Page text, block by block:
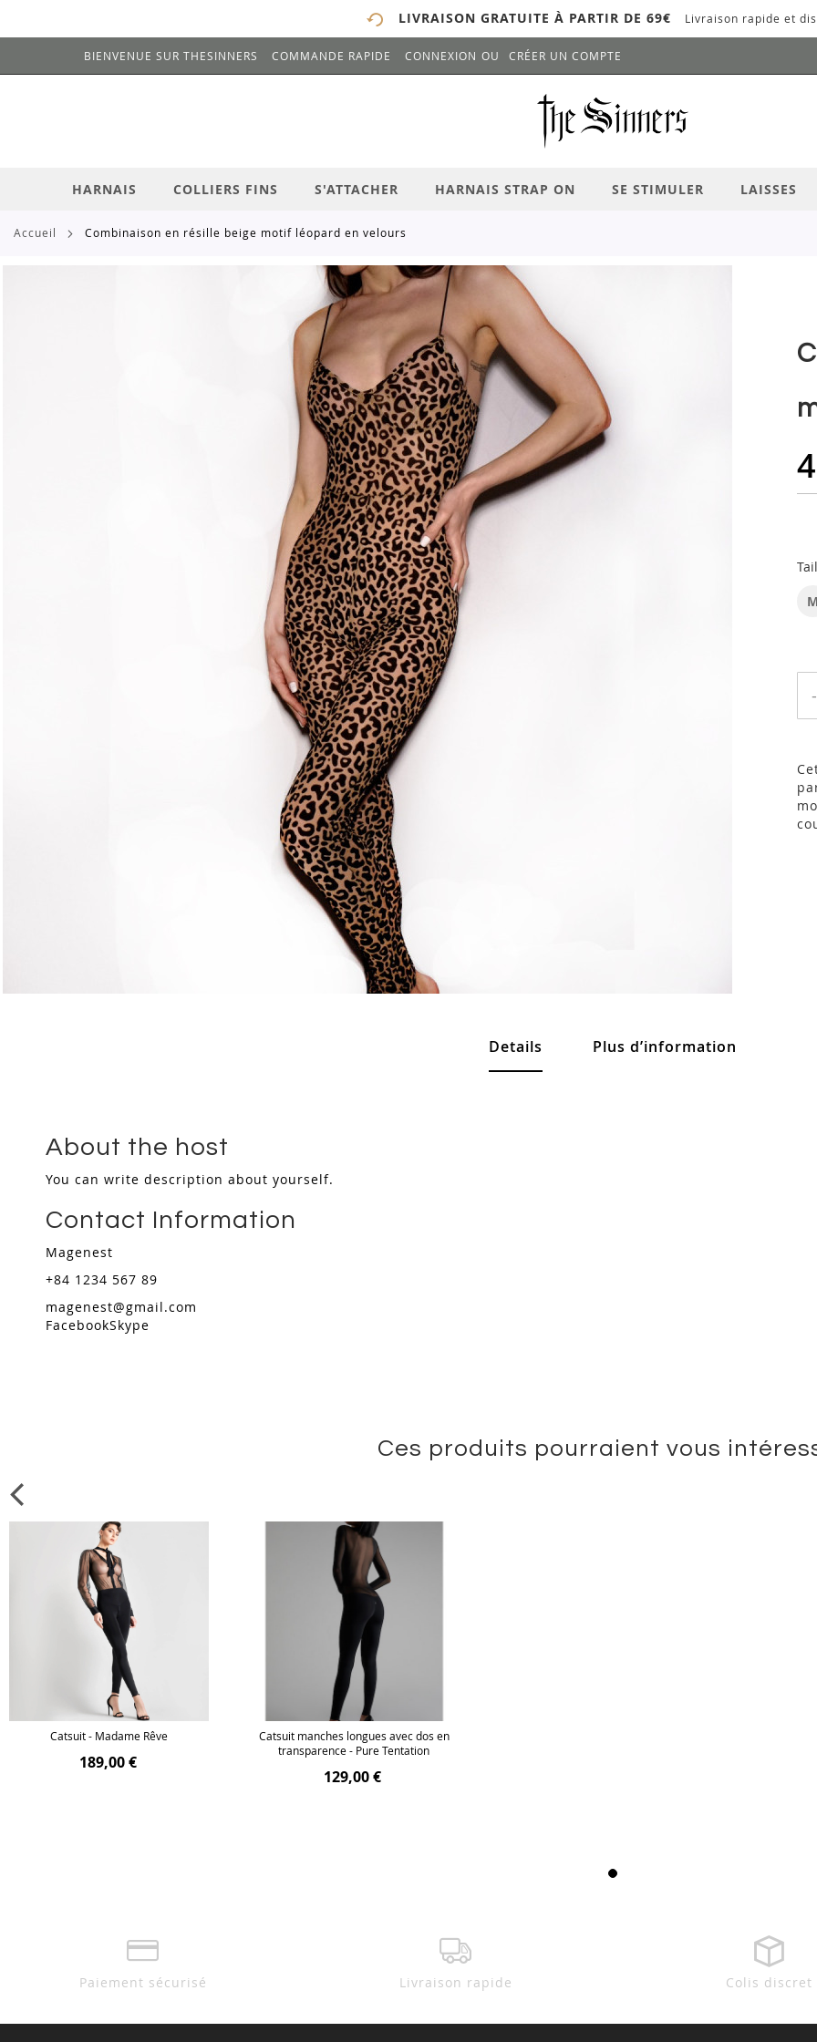
LIVRAISON GRATUITE À PARTIR DE 69€ Livraison rapide et
ALLEZ
BIENVENUE SUR THESINNERS COMMANDE RAPIDE CONNEXION CRÉER UN COMPTE
# ENTREZ AU MOINS 3 CARACTÈRES POUR LANCER LA RECHERCHE # APPUYEZ SUR LA TOUCHE "ENTRER"
HARNAIS COLLIERS FINS S'ATTACHER HARNAIS STRAP ON SE STIMULER LAISSES
accueil combinaison en résille beige motif léopard en velours
-
Details
About the host
You can write description about yourself.
Contact Information
Magenest
+84 1234 567 89
magenest@gmail.com
FacebookSkype
Plus d’information
Ces produits pourraient vous
Catsuit - Madame Rêve
189,00 €
Catsuit manches longues avec dos en
transparence - Pure Tentation
129,00 €
Paiement sécurisé Livraison rapide Colis discret